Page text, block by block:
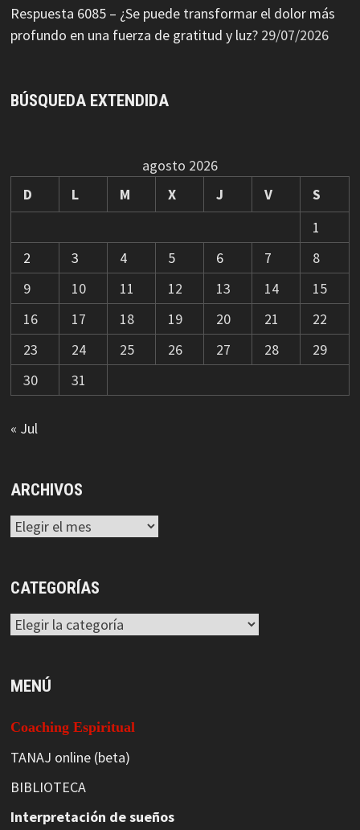
Respuesta 6085 – ¿Se puede transformar el dolor más
profundo en una fuerza de gratitud y luz? 29/07/2026
BÚSQUEDA EXTENDIDA
agosto 2026
D
L M X J V
S
1
2
3 4 5 6 7
8
9
10 11 12 13 14
15
16
17 18 19 20 21
22
23
24 25 26 27 28
29
30
31
« Jul
ARCHIVOS
Archivos
CATEGORÍAS
Categorías
MENÚ
Coaching Espiritual
TANAJ online (beta)
BIBLIOTECA
Interpretación de sueños